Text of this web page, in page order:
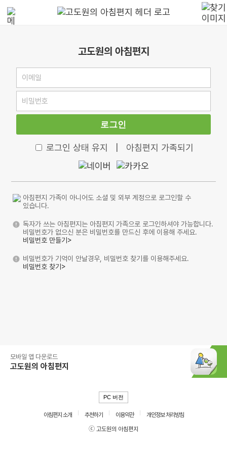
고도원의 아침편지
로그인
로그인 상태 유지 아침편지 가족되기
아침편지 가족이 아니어도 소셜 및 외부 계정으로 로그인할 수
있습니다.
독자가 쓰는 아침편지는 아침편지 가족으로 로그인하셔야 가능합니다.
비밀번호가 없으신 분은 비밀번호를 만드신 후에 이용해 주세요.
비밀번호 만들기>
비밀번호가 기억이 안날경우, 비밀번호 찾기를 이용해주세요.
비밀번호 찾기>
모바일 앱 다운로드
고도원의 아침편지
PC 버전
아침편지 소개 추천하기 이용약관
개인정보 처리방침
ⓒ 고도원의 아침편지